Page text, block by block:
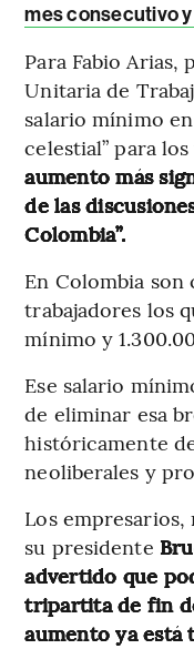
mes consecutivo
Para Fabio
Unitaria de
salario mínimo
celestial” para
aumento más
de las
Colombia”.
En Colombia son
trabajadores los
mínimo y
Ese salario
de eliminar esa
históricamente
neoliberales y
Los
su presidente
advertido que
tripartita de fin
aumento ya está